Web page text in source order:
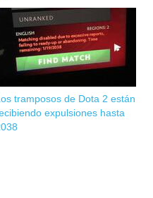
tramposos de Dota 2 están
expulsiones hasta